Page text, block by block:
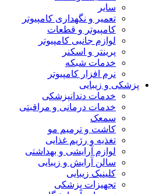
سایر
تعمیر و نگهداری کامپیوتر
کامپیوتر و قطعات
لوازم جانبی کامپیوتر
پرینتر و اسکنر
خدمات شبکه
نرم افزار کامپیوتر
پزشکی و زیبایی
خدمات دندانپزشکی
خدمات درمانی و مراقبتی
سمعک
کاشت و ترمیم مو
تغذیه و رژیم غذایی
لوازم آرایشی و بهداشتی
سالن آرایش و زیبایی
کلینیک زیبایی
تجهیزات پزشکی